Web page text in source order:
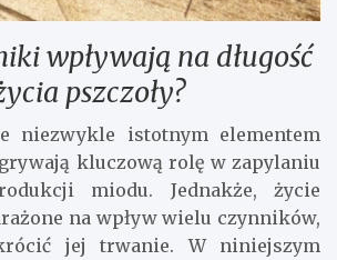
wpływają na długość
pszczoły?
niezwykle istotnym elementem
kluczową rolę w zapylaniu
miodu. Jednakże, życie
na wpływ wielu czynników,
jej trwanie. W niniejszym